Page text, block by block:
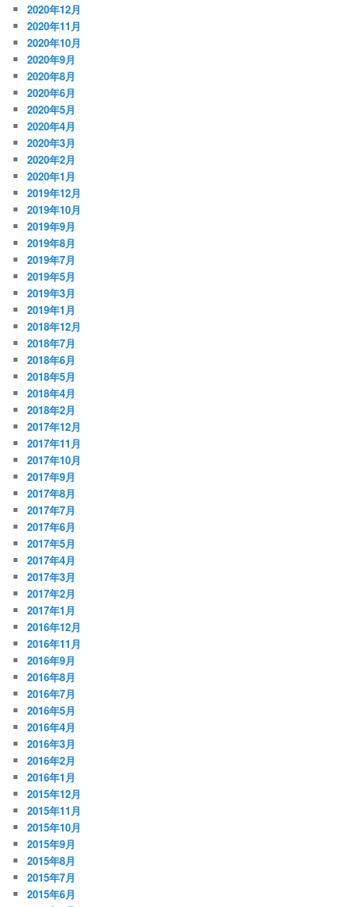
2020年12月
2020年11月
2020年10月
2020年9月
2020年8月
2020年6月
2020年5月
2020年4月
2020年3月
2020年2月
2020年1月
2019年12月
2019年10月
2019年9月
2019年8月
2019年7月
2019年5月
2019年3月
2019年1月
2018年12月
2018年7月
2018年6月
2018年5月
2018年4月
2018年2月
2017年12月
2017年11月
2017年10月
2017年9月
2017年8月
2017年7月
2017年6月
2017年5月
2017年4月
2017年3月
2017年2月
2017年1月
2016年12月
2016年11月
2016年9月
2016年8月
2016年7月
2016年5月
2016年4月
2016年3月
2016年2月
2016年1月
2015年12月
2015年11月
2015年10月
2015年9月
2015年8月
2015年7月
2015年6月